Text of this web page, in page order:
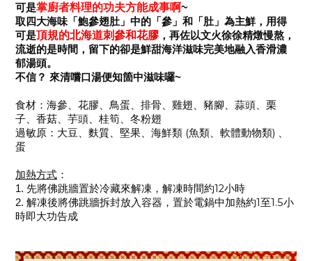
可是掌廚者料理的功夫方能成事啊~
取四大海味 「鮑參翅肚」中的「參 」和 「肚 」為主鮮， 用得
可是頂規的北海道刺參和花膠，再佐以文火徐徐精燉慢熬，
流逝的是時間，留下的卻是鮮甜海洋滋味完美地融入香滑濃
郁湯頭。
不信？ 來清嚐口湯便知箇中滋味囉~
食材 ： 海參、花膠、鳥蛋、排骨、雞翅、豬腳、蒜頭、栗
子、香菇、芋頭、桂筍、冬粉翅
過敏原 ： 大豆、麩質、堅果、海鮮類 (魚類、軟體動物類)
蛋
加熱方式 ：
1. 先將佛跳牆置於冷藏來解凍，解凍時間約12小時
2. 解凍後將佛跳牆拆封放入容器，置於電鍋中加熱約1至1.5小
時即大功告成